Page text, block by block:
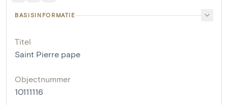
BASISINFORMATIE
Titel
Saint Pierre pape
Objectnummer
10111116